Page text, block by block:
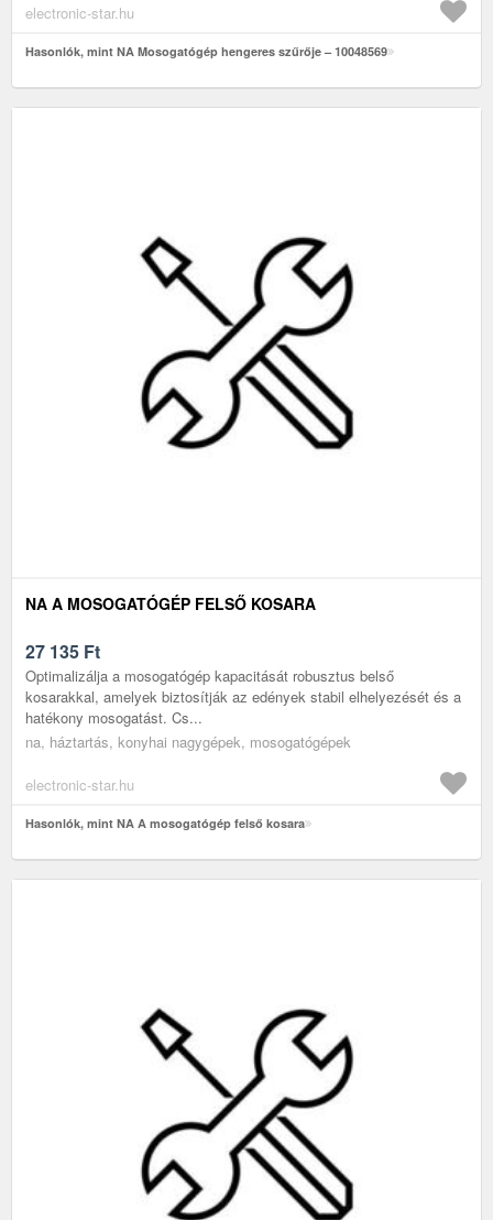
electronic-star.hu
Hasonlók, mint NA Mosogatógép hengeres szűrője – 10048569
NA A MOSOGATÓGÉP FELSŐ KOSARA
27 135 Ft
Optimalizálja a mosogatógép kapacitását robusztus belső
kosarakkal, amelyek biztosítják az edények stabil elhelyezését és a
hatékony mosogatást. Cs...
na, háztartás, konyhai nagygépek, mosogatógépek
electronic-star.hu
Hasonlók, mint NA A mosogatógép felső kosara